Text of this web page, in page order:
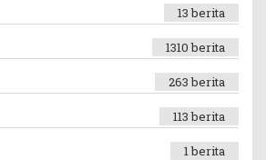
13 berita
1310 berita
263 berita
113 berita
1 berita